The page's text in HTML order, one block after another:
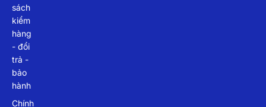
sách
kiểm
hàng
- đổi
trả -
bảo
hành
Chính